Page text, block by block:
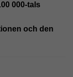
000-tals
och den